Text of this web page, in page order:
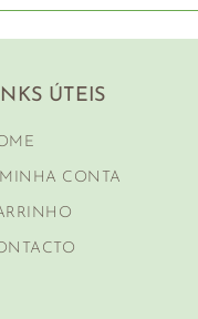
ÚTEIS
CONTA